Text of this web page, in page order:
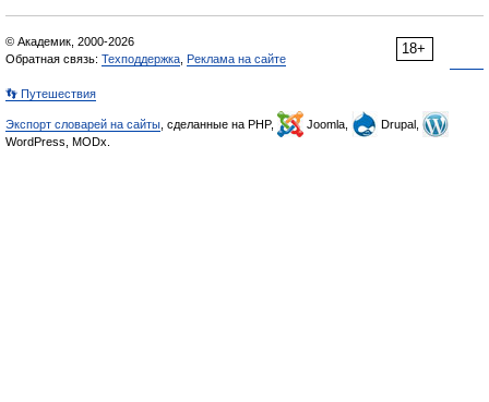
18+
© Академик, 2000-2026
Обратная связь: Техподдержка Реклама на сайте
👣 Путешествия
Экспорт словарей на сайты , сделанные на PHP, Joomla,
Drupal,
WordPress, MODx.